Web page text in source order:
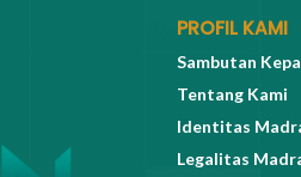
PROFIL KAMI
Sambutan
Tentang Kami
Identitas
Legalitas